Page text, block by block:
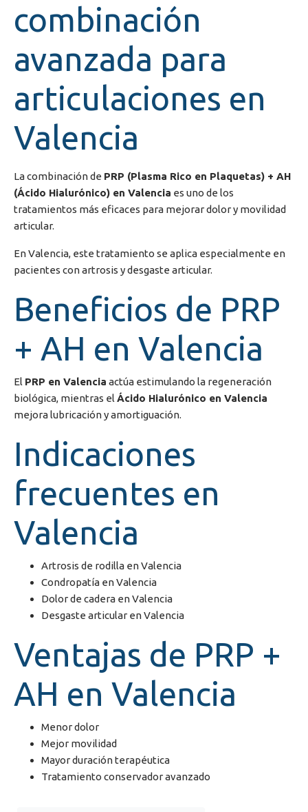
combinación
avanzada para
articulaciones en
Valencia
La combinación de PRP (Plasma Rico en Plaquetas) + AH
(Ácido Hialurónico) en Valencia es uno de los
tratamientos más eficaces para mejorar dolor y movilidad
articular.
EnValencia, este tratamiento se aplica especialmente en
pacientes con artrosis y desgaste articular.
Beneficios de PRP
+ AH en Valencia
El PRP en Valencia actúa estimulando la regeneración
biológica, mientras el Ácido Hialurónico en Valencia
mejora lubricación y amortiguación.
Indicaciones
frecuentes en
Valencia
Artrosis de rodilla en Valencia
Condropatía en Valencia
Dolor de cadera en Valencia
Desgaste articular en Valencia
Ventajas de PRP +
AH en Valencia
Menor dolor
Mejor movilidad
Mayor duración terapéutica
Tratamiento conservador avanzado